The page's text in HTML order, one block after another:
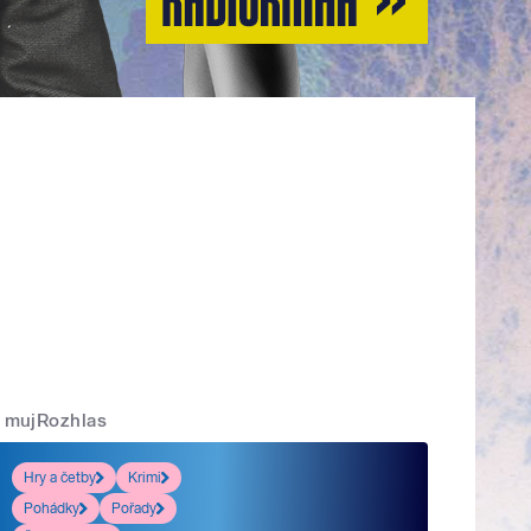
mujRozhlas
Hry a četby
Krimi
Pohádky
Pořady